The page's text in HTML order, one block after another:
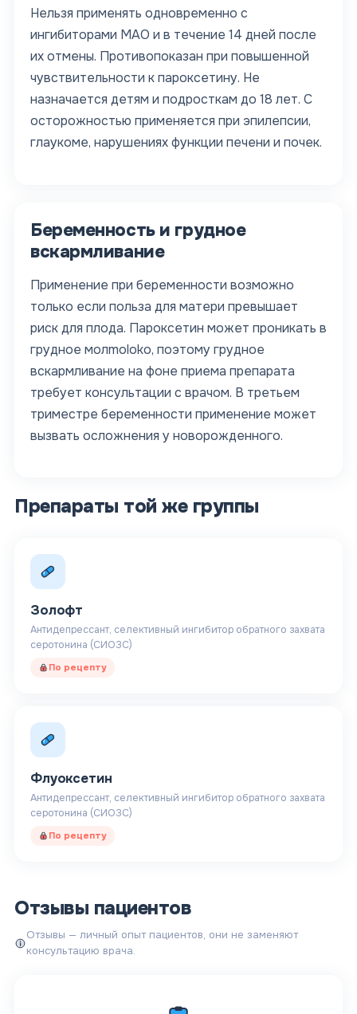
Нельзя применять одновременно с
ингибиторами МАО и в течение 14 дней после
их отмены. Противопоказан при повышенной
чувствительности к пароксетину. Не
назначается детям и подросткам до 18 лет. С
осторожностью применяется при эпилепсии,
глаукоме, нарушениях функции печени и почек.
Беременность и грудное
вскармливание
Применение при беременности возможно
только если польза для матери превышает
риск для плода. Пароксетин может проникать в
грудное молmoloko, поэтому грудное
вскармливание на фоне приема препарата
требует консультации с врачом. В третьем
триместре беременности применение может
вызвать осложнения у новорожденного.
Препараты той же группы
Золофт
Антидепрессант, селективный ингибитор обратного захвата
серотонина (СИОЗС)
По рецепту
Флуоксетин
Антидепрессант, селективный ингибитор обратного захвата
серотонина (СИОЗС)
По рецепту
Отзывы пациентов
Отзывы — личный опыт пациентов, они не заменяют
консультацию врача.